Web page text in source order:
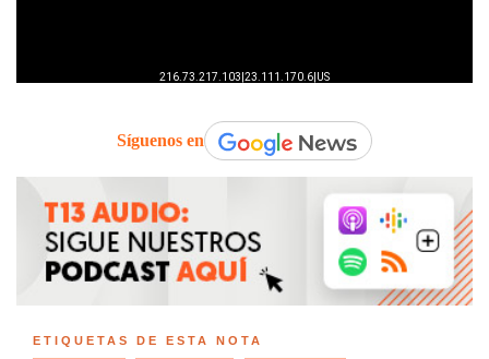
Síguenos en
ETIQUETAS DE ESTA NOTA